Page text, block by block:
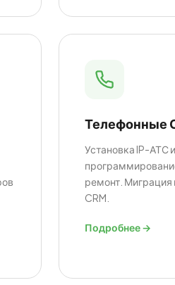
Телефонные
Установка IP-АТС
ремонт. Миграция
CRM.
Подробнее →